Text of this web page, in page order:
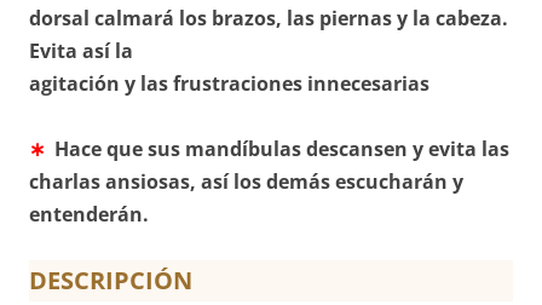
dorsal calmará los brazos, las piernas y la cabeza.
Evita así la
agitación y las frustraciones innecesarias
∗ Hace que sus mandíbulas descansen y evita las
charlas ansiosas, así los demás escucharán y
entenderán.
DESCRIPCIÓN